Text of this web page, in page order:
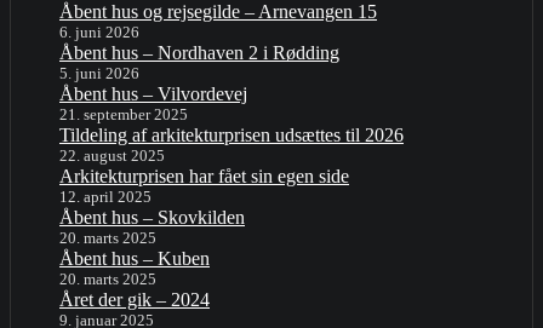
Åbent hus og rejsegilde – Arnevangen 15
6. juni 2026
Åbent hus – Nordhaven 2 i Rødding
5. juni 2026
Åbent hus – Vilvordevej
21. september 2025
Tildeling af arkitekturprisen udsættes til 2026
22. august 2025
Arkitekturprisen har fået sin egen side
12. april 2025
Åbent hus – Skovkilden
20. marts 2025
Åbent hus – Kuben
20. marts 2025
Året der gik – 2024
9. januar 2025